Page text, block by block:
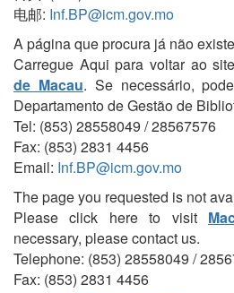
电邮: Inf.BP@icm.gov.mo
A página que procura já não
Carregue Aqui para voltar ao
de Macau. Se necessário,
Departamento de Gestão de
Tel: (853) 28558049 / 28567576
Fax: (853) 2831 4456
Email: Inf.BP@icm.gov.mo
The page you requested is not
Please click here to visit
necessary, please contact us.
Telephone: (853) 28558049 /
Fax: (853) 2831 4456